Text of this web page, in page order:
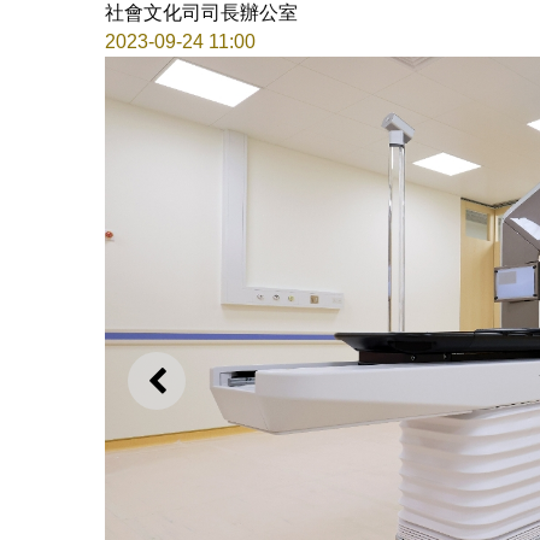
社會文化司司長辦公室
2023-09-24 11:00
上一則